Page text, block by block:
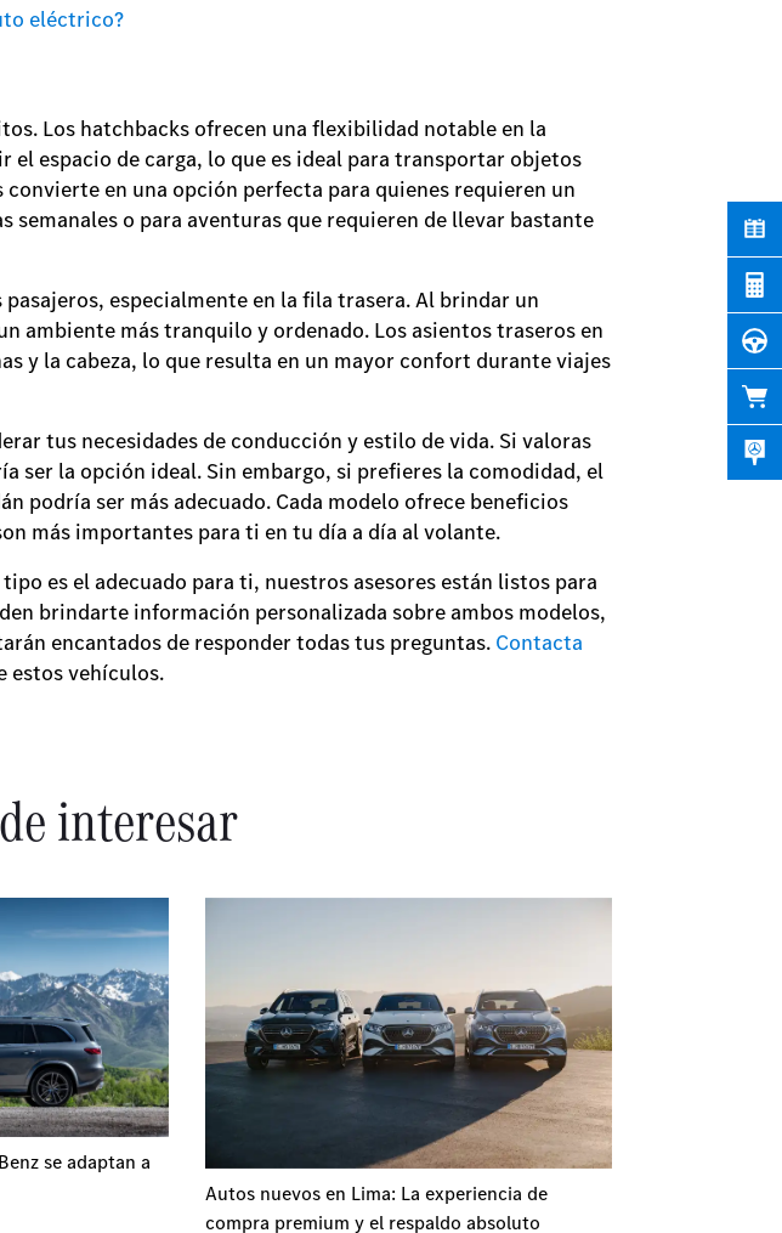
eléctrico?
Los hatchbacks ofrecen una flexibilidad notable en la
el espacio de carga, lo que es ideal para transportar objetos
en una opción perfecta para quienes requieren un
o para aventuras que requieren de llevar bastante
especialmente en la fila trasera. Al brindar un
ambiente más tranquilo y ordenado. Los asientos traseros en
y la cabeza, lo que resulta en un mayor confort durante viajes
tus necesidades de conducción y estilo de vida. Si valoras
ser la opción ideal. Sin embargo, si prefieres la comodidad, el
podría ser más adecuado. Cada modelo ofrece beneficios
más importantes para ti en tu día a día al volante.
es el adecuado para ti, nuestros asesores están listos para
brindarte información personalizada sobre ambos modelos,
encantados de responder todas tus preguntas. Contacta
estos vehículos.
interesar
se adaptan a
Autos nuevos en Lima: La experiencia de
compra premium y el respaldo absoluto